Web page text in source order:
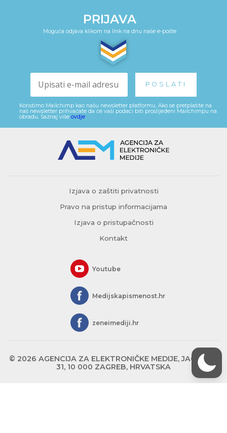
PRIJAVA
Moguća odjava klikom na link na dnu naše e-pošte
Koristimo Mailchimp kao našu newsletter platformu. Ako se pretplatite na
naš newsletter prihvaćate da će vaši podaci biti proslijeđeni Mailchimpu na
obradu. Saznaj više ovdje
Izjava o zaštiti privatnosti
Pravo na pristup informacijama
Izjava o pristupačnosti
Kontakt
Youtube
Medijskapismenost.hr
zeneimediji.hr
© 2026 AGENCIJA ZA ELEKTRONIČKE MEDIJE, JAGIĆEVA
31, 10 000 ZAGREB, HRVATSKA